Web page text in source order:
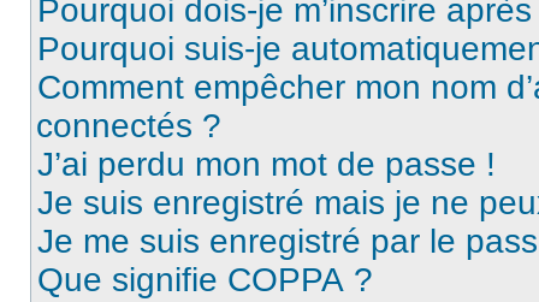
Pourquoi dois-je m’inscrire
Pourquoi suis-je
Comment empêcher mon nom
connectés ?
J’ai perdu mon mot de passe !
Je suis enregistré mais je ne
Je me suis enregistré par le
Que signifie COPPA ?